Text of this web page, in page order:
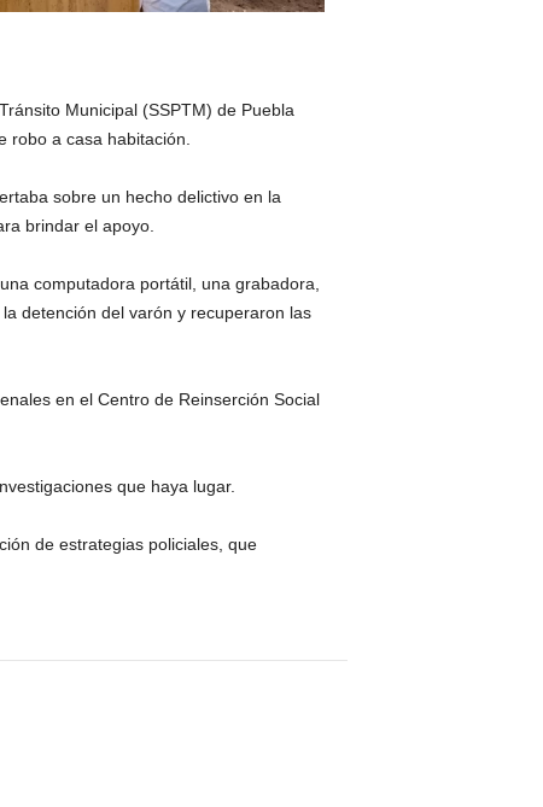
Municipal (SSPTM) de Puebla
robo a casa habitación.
sobre un hecho delictivo en la
brindar el apoyo.
computadora portátil, una grabadora,
detención del varón y recuperaron las
en el Centro de Reinserción Social
que haya lugar.
de estrategias policiales, que